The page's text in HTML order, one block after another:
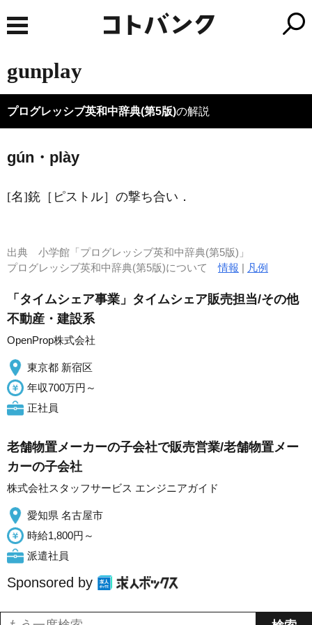
gunplay
プログレッシブ英和中辞典(第5版)の解説
gún・plày
[名]銃［ピストル］の撃ち合い ．
出典 小学館「プログレッシブ英和中辞典(第5版)」
プログレッシブ英和中辞典(第5版)について情報 | 凡例
「タイムシェア事業」タイムシェア販売担当/その他
不動産・建設系
OpenProp株式会社
東京都 新宿区
年収700万円～
正社員
老舗物置メーカーの子会社で販売営業/老舗物置メー
カーの子会社
株式会社スタッフサービス エンジニアガイド
愛知県 名古屋市
時給1,800円～
派遣社員
Sponsored by